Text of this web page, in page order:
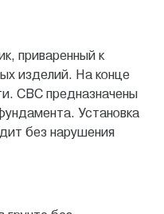
приваренный к
изделий. На конце
СВС предназначены
Установка
без нарушения